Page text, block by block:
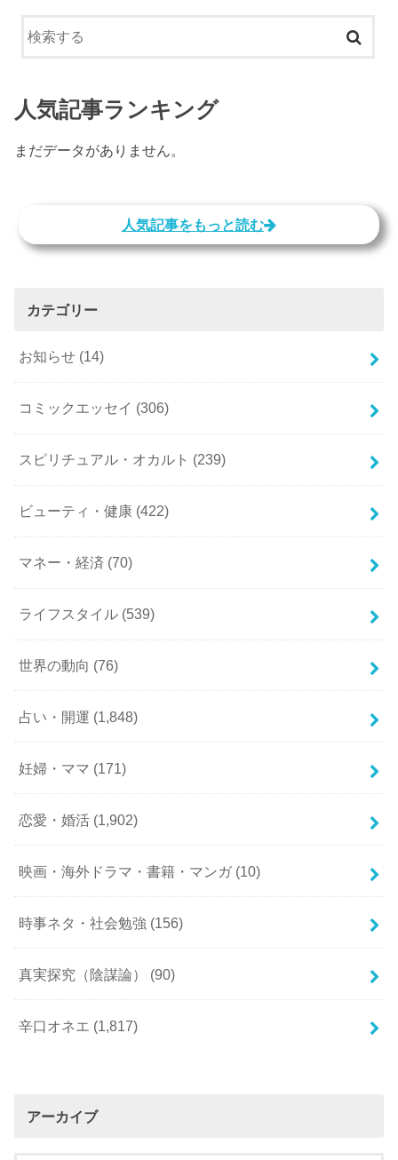
人気記事ランキング
まだデータがありません。
人気記事をもっと読む
カテゴリー
お知らせ (14)
コミックエッセイ (306)
スピリチュアル・オカルト (239)
ビューティ・健康 (422)
マネー・経済 (70)
ライフスタイル (539)
世界の動向 (76)
占い・開運 (1,848)
妊婦・ママ (171)
恋愛・婚活 (1,902)
映画・海外ドラマ・書籍・マンガ (10)
時事ネタ・社会勉強 (156)
真実探究（陰謀論） (90)
辛口オネエ (1,817)
アーカイブ